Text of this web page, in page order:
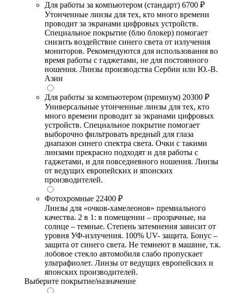
Для работы за компьютером (стандарт) 6700 ₽
Утонченные линзы для тех, кто много времени
проводит за экранами цифровых устройств.
Специальное покрытие (блю блокер) помогает
снизить воздействие синего света от излучения
мониторов. Рекомендуются для использования во
время работы с гаджетами, не для постоянного
ношения. Линзы производства Сербии или Ю.-В.
Азии
Для работы за компьютером (премиум) 20300 ₽
Универсальные утонченные линзы для тех, кто
много времени проводит за экранами цифровых
устройств. Специальное покрытие помогает
выборочно фильтровать вредный для глаза
диапазон синего спектра света. Очки с такими
линзами прекрасно подходят и для работы с
гаджетами, и для повседневного ношения. Линзы
от ведущих европейских и японских
производителей.
Фотохромные 22400 ₽
Линзы для «очков-хамелеонов» премиального
качества. 2 в 1: в помещении – прозрачные, на
солнце – темные. Степень затемнения зависит от
уровня УФ-излучения. 100% UV- защита. Бонус –
защита от синего света. Не темнеют в машине, т.к.
лобовое стекло автомобиля слабо пропускает
ультрафиолет. Линзы от ведущих европейских и
японских производителей.
Выберите покрытие/назначение